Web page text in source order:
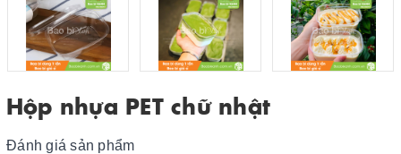
Hộp nhựa PET chữ nhật
Đánh giá sản phẩm